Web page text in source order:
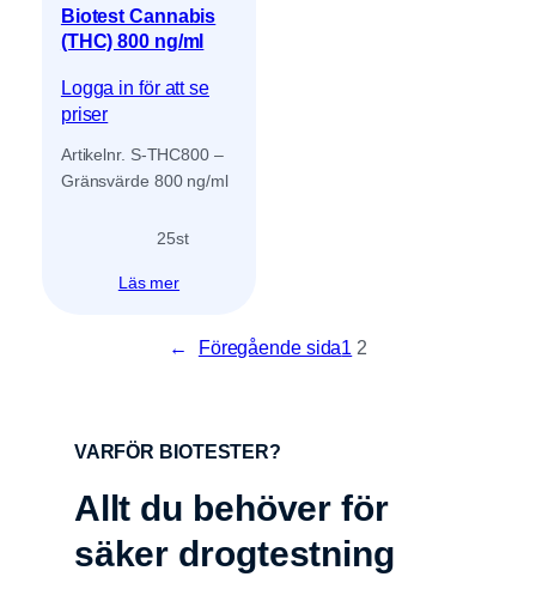
Biotest Cannabis
(THC) 800 ng/ml
Logga in för att se
priser
Artikelnr. S-THC800 –
Gränsvärde 800 ng/ml
25st
Läs mer
← Föregående sida1 2
VARFÖR BIOTESTER?
Allt du behöver för
säker drogtestning